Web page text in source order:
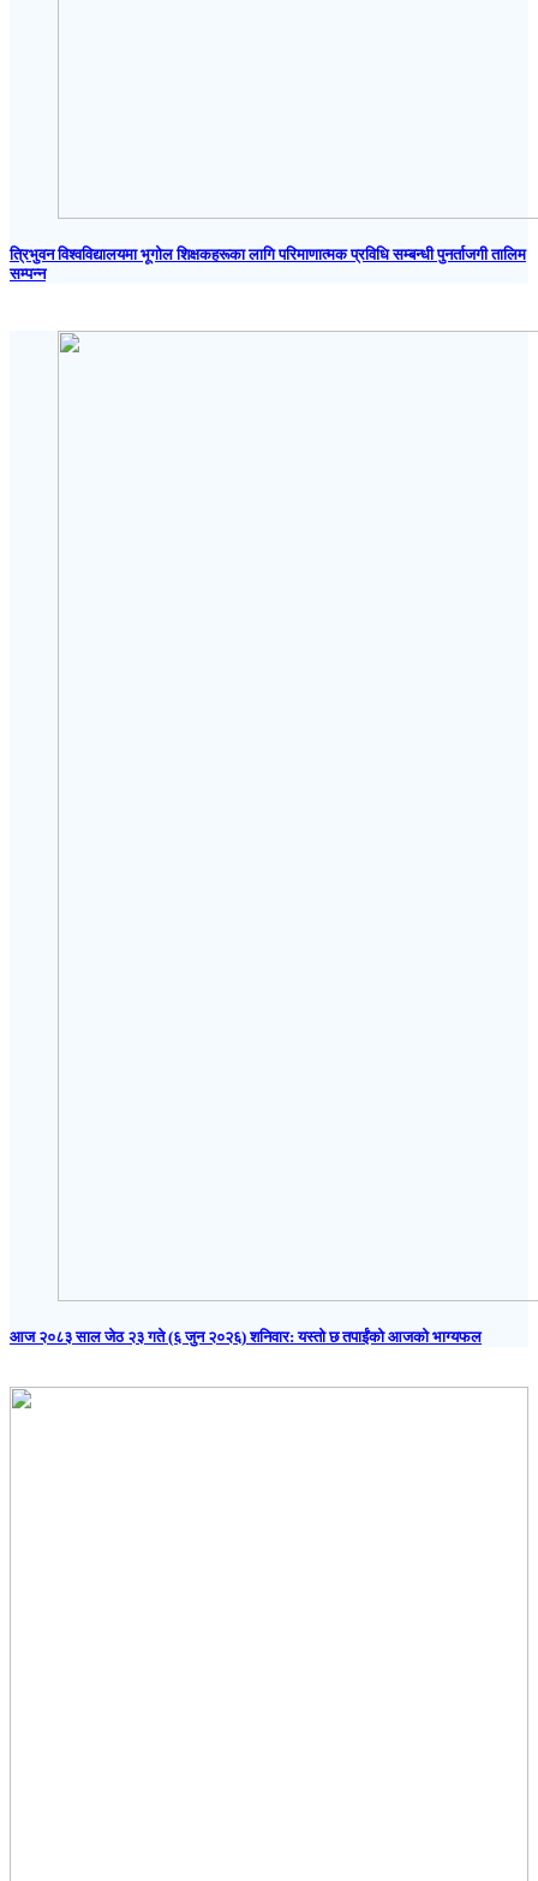
त्रिभुवन विश्वविद्यालयमा भूगोल शिक्षकहरूका लागि परिमाणात्मक प्रविधि सम्बन्धी पुनर्ताजगी तालिम
सम्पन्न
आज २०८३ साल जेठ २३ गते (६ जुन २०२६) शनिवार: यस्तो छ तपाईंको आजको भाग्यफल